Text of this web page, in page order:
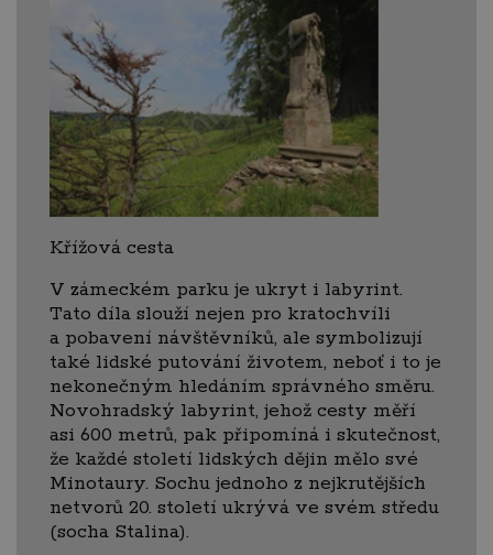
Křížová cesta
V zámeckém parku je ukryt i labyrint.
Tato díla slouží nejen pro kratochvíli
a pobavení návštěvníků, ale symbolizují
také lidské putování životem, neboť i to je
nekonečným hledáním správného směru.
Novohradský labyrint, jehož cesty měří
asi 600 metrů, pak připomíná i skutečnost,
že každé století lidských dějin mělo své
Minotaury. Sochu jednoho z nejkrutějších
netvorů 20. století ukrývá ve svém středu
(socha Stalina).